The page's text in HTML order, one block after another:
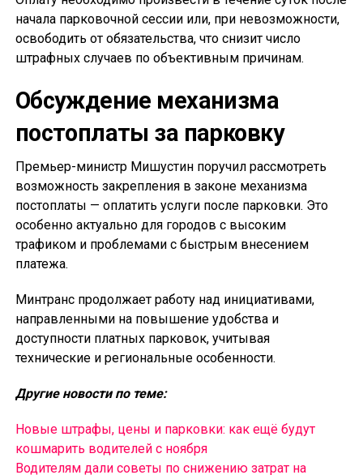
начала парковочной сессии или, при невозможности,
освободить от обязательства, что снизит число
штрафных случаев по объективным причинам.
Обсуждение механизма
постоплаты за парковку
Премьер-министр Мишустин поручил рассмотреть
возможность закрепления в законе механизма
постоплаты — оплатить услуги после парковки. Это
особенно актуально для городов с высоким
трафиком и проблемами с быстрым внесением
платежа.
Минтранс продолжает работу над инициативами,
направленными на повышение удобства и
доступности платных парковок, учитывая
технические и региональные особенности.
Другие новости по теме:
Новые штрафы, цены и парковки: как ещё будут
кошмарить водителей с ноября
Водителям дали советы по снижению затрат на